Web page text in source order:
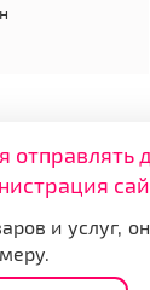
и услуг,